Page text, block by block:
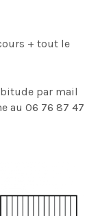
+ tout le
par mail
au 06 76 87 47